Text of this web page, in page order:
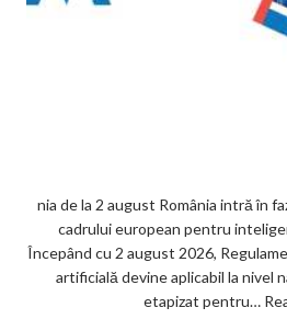
nia de la 2 august România intră în
cadrului european pentru
Începând cu 2 august 2026,
artificială devine aplicabil la nivel
etapizat pentru…